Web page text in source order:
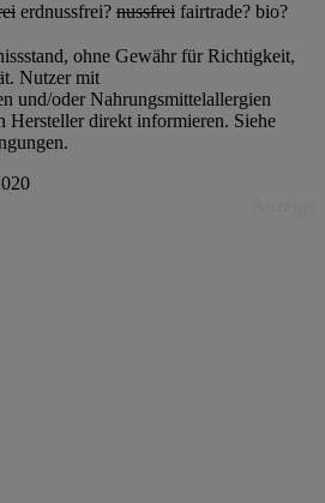
erdnussfrei? nussfrei fairtrade? bio?
ohne Gewähr für Richtigkeit,
Nutzer mit
und/oder Nahrungsmittelallergien
Hersteller direkt informieren. Siehe